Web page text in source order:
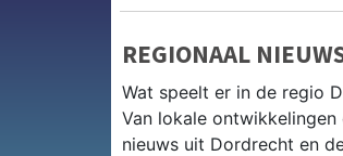
REGIONAAL
Wat speelt er in de regio
Van lokale
nieuws uit Dordrecht en